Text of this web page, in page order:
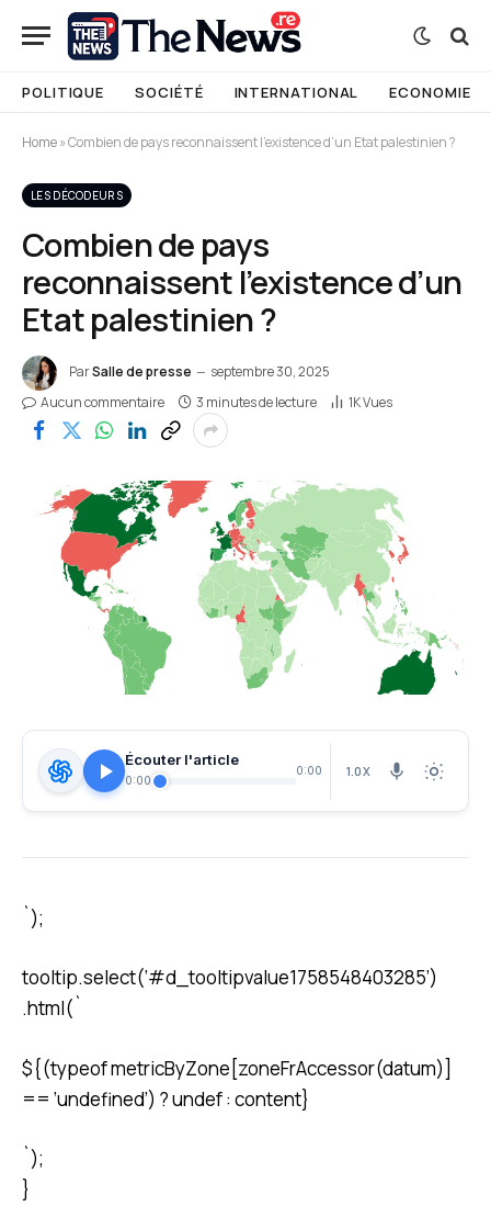
POLITIQUE SOCIÉTÉ INTERNATIONAL ECONOMIE
Home»Combien de pays reconnaissent l’existence d’un Etat palestinien ?
LES DÉCODEURS
Combien de pays
reconnaissent l’existence d’un
Etat palestinien ?
ParSalle de presse
septembre 30, 2025
Aucun commentaire
3 minutes de lecture 1KVues
Écouter l'article
0:00
0:00 1.0X
`);
tooltip.select(‘#d_tooltipvalue1758548403285’)
.html(`
${(typeof metricByZone[zoneFrAccessor(datum)]
== ‘undefined’) ? undef : content}
`);
}